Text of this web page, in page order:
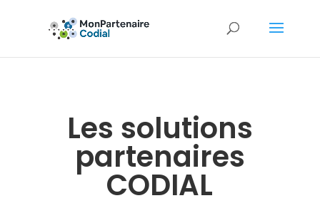
Les solutions
partenaires
CODIAL